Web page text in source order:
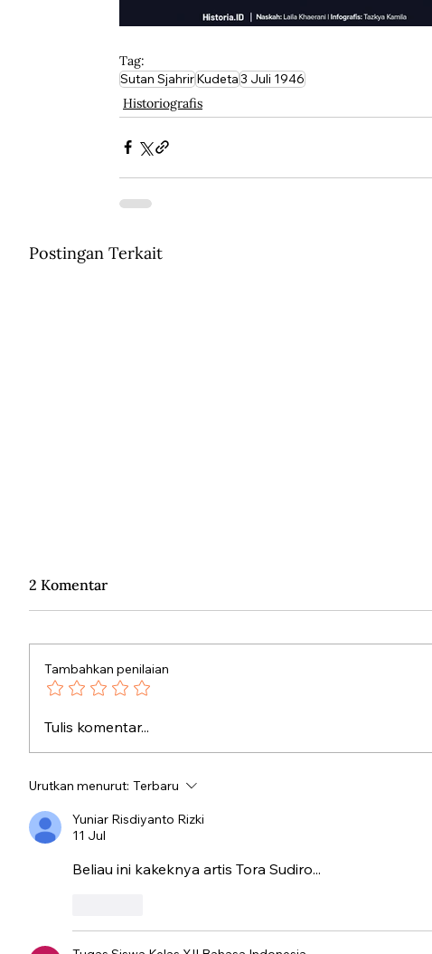
Tag:
Sutan SjahrirKudeta3 Juli 1946
Historiografis
Postingan Terkait
Kronologi Kudatuli
2 Komentar
Tambahkan penilaian
Tulis komentar...
Urutkan menurut: Terbaru
Yuniar Risdiyanto Rizki
11 Jul
Beliau ini kakeknya artis Tora Sudiro...